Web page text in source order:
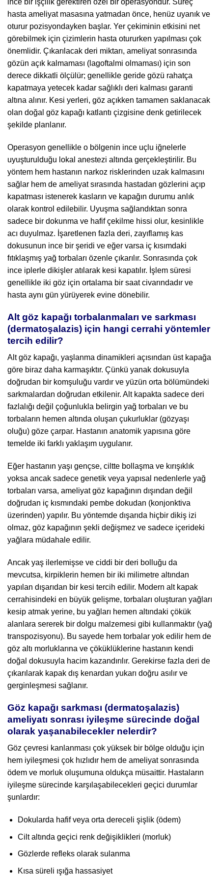
ince bir işçilik gerektiren özel bir operasyondur. Süreç
hasta ameliyat masasına yatmadan önce, henüz uyanık ve
oturur pozisyondayken başlar. Yer çekiminin etkisini net
görebilmek için çizimlerin hasta otururken yapılması çok
önemlidir. Çıkarılacak deri miktarı, ameliyat sonrasında
gözün açık kalmaması (lagoftalmi olmaması) için son
derece dikkatli ölçülür; genellikle geride gözü rahatça
kapatmaya yetecek kadar sağlıklı deri kalması garanti
altına alınır. Kesi yerleri, göz açıkken tamamen saklanacak
olan doğal göz kapağı katlantı çizgisine denk getirilecek
şekilde planlanır.
Operasyon genellikle o bölgenin ince uçlu iğnelerle
uyuşturulduğu lokal anestezi altında gerçekleştirilir. Bu
yöntem hem hastanın narkoz risklerinden uzak kalmasını
sağlar hem de ameliyat sırasında hastadan gözlerini açıp
kapatması istenerek kasların ve kapağın durumu anlık
olarak kontrol edilebilir. Uyuşma sağlandıktan sonra
sadece bir dokunma ve hafif çekilme hissi olur, kesinlikle
acı duyulmaz. İşaretlenen fazla deri, zayıflamış kas
dokusunun ince bir şeridi ve eğer varsa iç kısımdaki
fıtıklaşmış yağ torbaları özenle çıkarılır. Sonrasında çok
ince iplerle dikişler atılarak kesi kapatılır. İşlem süresi
genellikle iki göz için ortalama bir saat civarındadır ve
hasta aynı gün yürüyerek evine dönebilir.
Alt göz kapağı torbalanmaları ve sarkması
(dermatoşalazis) için hangi cerrahi yöntemler
tercih edilir?
Alt göz kapağı, yaşlanma dinamikleri açısından üst kapağa
göre biraz daha karmaşıktır. Çünkü yanak dokusuyla
doğrudan bir komşuluğu vardır ve yüzün orta bölümündeki
sarkmalardan doğrudan etkilenir. Alt kapakta sadece deri
fazlalığı değil çoğunlukla belirgin yağ torbaları ve bu
torbaların hemen altında oluşan çukurluklar (gözyaşı
oluğu) göze çarpar. Hastanın anatomik yapısına göre
temelde iki farklı yaklaşım uygulanır.
Eğer hastanın yaşı gençse, ciltte bollaşma ve kırışıklık
yoksa ancak sadece genetik veya yapısal nedenlerle yağ
torbaları varsa, ameliyat göz kapağının dışından değil
doğrudan iç kısmındaki pembe dokudan (konjonktiva
üzerinden) yapılır. Bu yöntemde dışarıda hiçbir dikiş izi
olmaz, göz kapağının şekli değişmez ve sadece içerideki
yağlara müdahale edilir.
Ancak yaş ilerlemişse ve ciddi bir deri bolluğu da
mevcutsa, kirpiklerin hemen bir iki milimetre altından
yapılan dışarıdan bir kesi tercih edilir. Modern alt kapak
cerrahisindeki en büyük gelişme, torbaları oluşturan yağları
kesip atmak yerine, bu yağları hemen altındaki çökük
alanlara sererek bir dolgu malzemesi gibi kullanmaktır (yağ
transpozisyonu). Bu sayede hem torbalar yok edilir hem de
göz altı morluklarına ve çöküklüklerine hastanın kendi
doğal dokusuyla hacim kazandırılır. Gerekirse fazla deri de
çıkarılarak kapak dış kenardan yukarı doğru asılır ve
gerginleşmesi sağlanır.
Göz kapağı sarkması (dermatoşalazis)
ameliyatı sonrası iyileşme sürecinde doğal
olarak yaşanabilecekler nelerdir?
Göz çevresi kanlanması çok yüksek bir bölge olduğu için
hem iyileşmesi çok hızlıdır hem de ameliyat sonrasında
ödem ve morluk oluşumuna oldukça müsaittir. Hastaların
iyileşme sürecinde karşılaşabilecekleri geçici durumlar
şunlardır:
Dokularda hafif veya orta dereceli şişlik (ödem)
Cilt altında geçici renk değişiklikleri (morluk)
Gözlerde refleks olarak sulanma
Kısa süreli ışığa hassasiyet